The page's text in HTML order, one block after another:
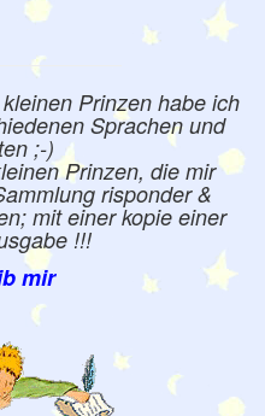
Prinzen habe ich
Sprachen und
;-)
Prinzen, die mir
risponder &
mit einer kopie einer
!!!
mir